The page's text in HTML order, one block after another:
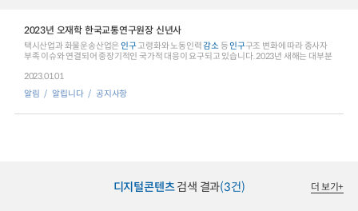
2023년 오재학 한국교통연구원장 신년사
택시산업과 화물운송산업은 인구고령화와 노동인력감소등인구구조 변화에 따라 종사자
부족 이슈와 연결되어 중장기적인 국가적 대응이 요구되고 있습니다. 2023년 새해는 대부분
2023.01.01
알림
알립니다 공지사항
디지털콘텐츠검색 결과(3건) 더 보기+